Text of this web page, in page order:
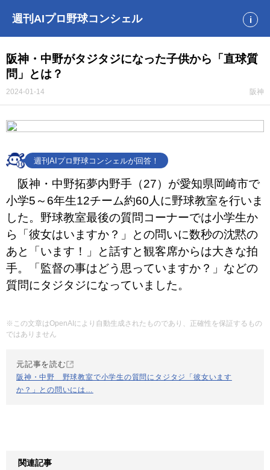
週刊AIプロ野球コンシェル i
阪神・中野がタジタジになった子供から「直球質
問」とは？
2024-01-14 阪神
週刊AIプロ野球コンシェルが回答！
阪神・中野拓夢内野手（27）が愛知県岡崎市で
小学5～6年生12チーム約60人に野球教室を行いま
した。野球教室最後の質問コーナーでは小学生か
ら「彼女はいますか？」との問いに数秒の沈黙の
あと「います！」と話すと観客席からは大きな拍
手。「監督の事はどう思っていますか？」などの
質問にタジタジになっていました。
※この文章はOpenAIにより自動生成されたものであり、正確性を保証するもの
ではありません
元記事を読む
阪神・中野 野球教室で小学生の質問にタジタジ「彼女います
か？」との問いには…
関連記事